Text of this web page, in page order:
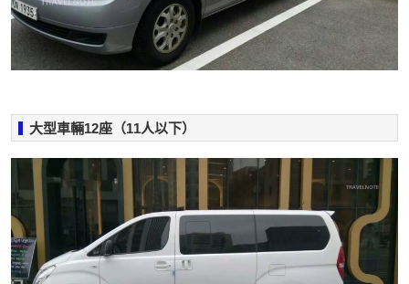
大型車輛12座（11人以下）